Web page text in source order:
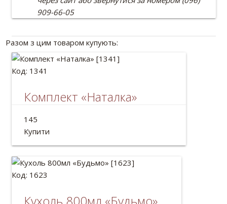
909-66-05
Разом з цим товаром купують:
Код: 1341
Комплект «Наталка»
Український комплект: намисто і браслет.
Матеріал: дерево.
145
Купити
Код: 1623